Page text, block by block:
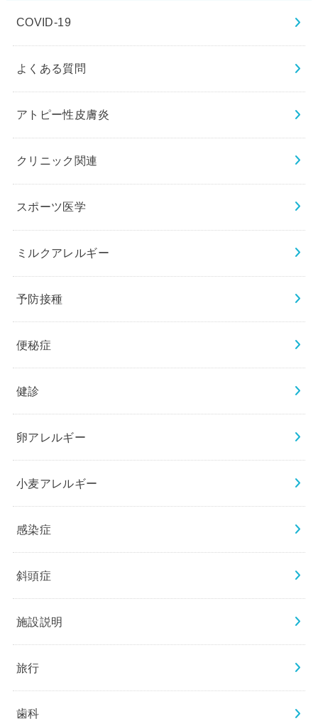
COVID-19
よくある質問
アトピー性皮膚炎
クリニック関連
スポーツ医学
ミルクアレルギー
予防接種
便秘症
健診
卵アレルギー
小麦アレルギー
感染症
斜頭症
施設説明
旅行
歯科